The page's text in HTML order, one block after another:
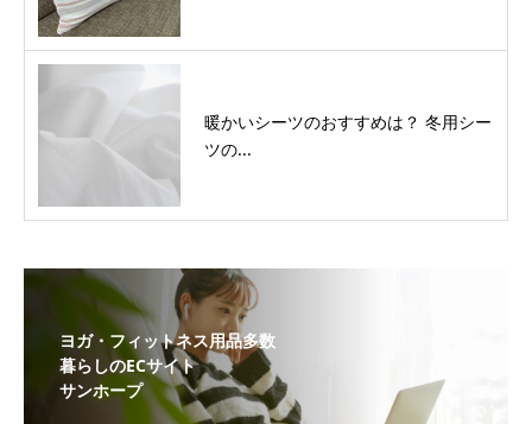
暖かいシーツのおすすめは？ 冬用シー
ツの...
ヨガ・フィットネス用品多数
暮らしのECサイト
サンホープ